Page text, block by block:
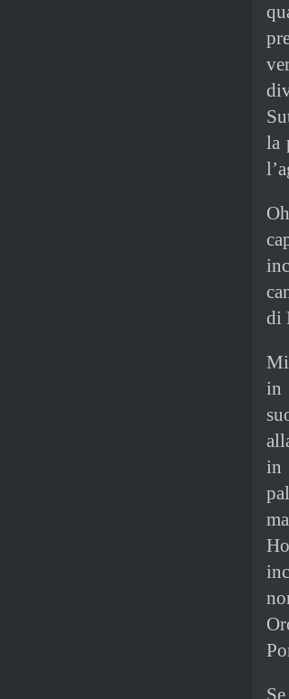
la
di
in
in